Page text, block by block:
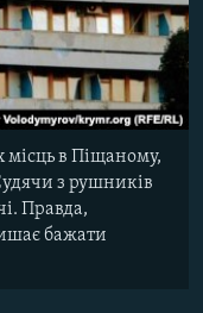
місць в Піщаному,
з рушників
Правда,
бажати